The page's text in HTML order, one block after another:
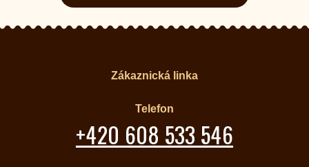
Zákaznická linka
Telefon
+420 608 533 546